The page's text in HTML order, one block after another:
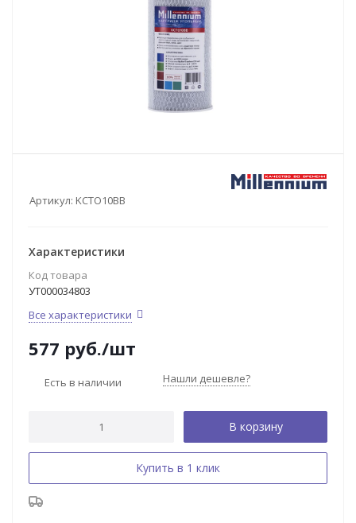
Артикул: KCTO10BB
Характеристики
Код товара
УТ000034803
Все характеристики
577 руб./шт
Есть в наличии Нашли дешевле?
В корзину
Купить в 1 клик